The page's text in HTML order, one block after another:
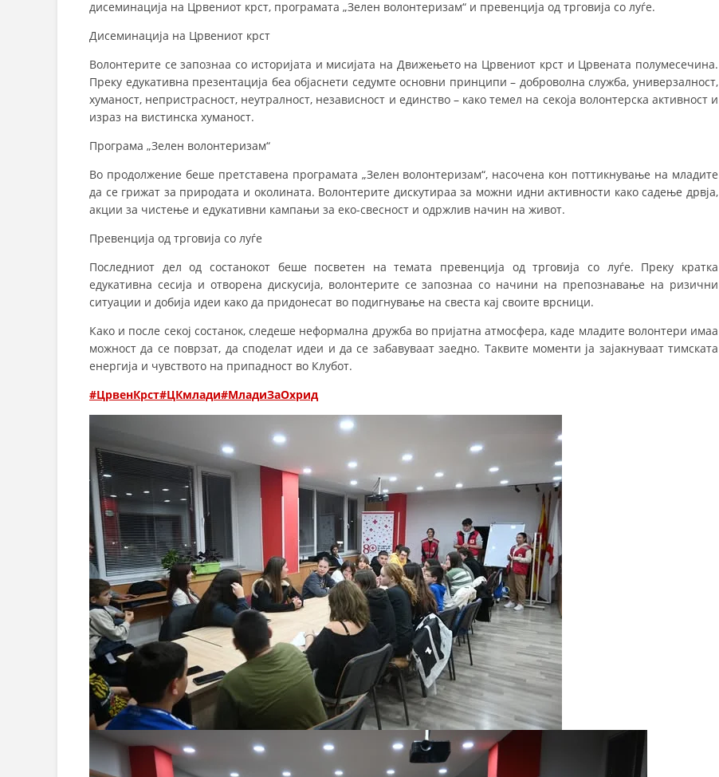
ПРОМОЦИЈА НА ХУМАНИ ВРЕДНОСТИ
УПОТРЕБА И ЗАШТИТА НА АМБЛЕМОТ
ПОДГОТВЕНОСТ И ДЕЈСТВО ПРИ КАТАСТРОФИ
ОДНОСИ СО ЈАВНОСТ
МЕЃУНАРОДНА СОРАБОТКА
ФОРМУЛАРИ ЗА БАРАЊА
ЗДРАВСТВЕНО ПРЕВЕНТИВНА ДЕЈНОСТ
ПРВА ПОМОШ
КРВОДАРИТЕЛСТВО
ИНФОРМАЦИИ ЗА БОЛЕСТИ
МЕНАЏМЕНТ НА ВОЛОНТЕРИ
ЗА НАС
ДЕЈСТВУВАЊЕ
дисеминација на Црвениот крст, програмата „Зелен волонтеризам“ и превенција од трговија со луѓе.
Дисеминација на Црвениот крст
Волонтерите се запознаа со историјата и мисијата на Движењето на Црвениот крст и Црвената полумесечина.
Преку едукативна презентација беа објаснети седумте основни принципи – доброволна служба, универзалност,
хуманост, непристрасност, неутралност, независност и единство – како темел на секоја волонтерска активност и
израз на вистинска хуманост.
Програма „Зелен волонтеризам“
Во продолжение беше претставена програмата „Зелен волонтеризам“, насочена кон поттикнување на младите
да се грижат за природата и околината. Волонтерите дискутираа за можни идни активности како садење дрвја,
акции за чистење и едукативни кампањи за еко-свесност и одржлив начин на живот.
Превенција од трговија со луѓе
Последниот дел од состанокот беше посветен на темата превенција од трговија со луѓе. Преку кратка
едукативна сесија и отворена дискусија, волонтерите се запознаа со начини на препознавање на ризични
ситуации и добија идеи како да придонесат во подигнување на свеста кај своите врсници.
Како и после секој состанок, следеше неформална дружба во пријатна атмосфера, каде младите волонтери имаа
можност да се поврзат, да споделат идеи и да се забавуваат заедно. Таквите моменти ја зајакнуваат тимската
енергија и чувството на припадност во Клубот.
#ЦрвенКрст#ЦКмлади#МладиЗаОхрид